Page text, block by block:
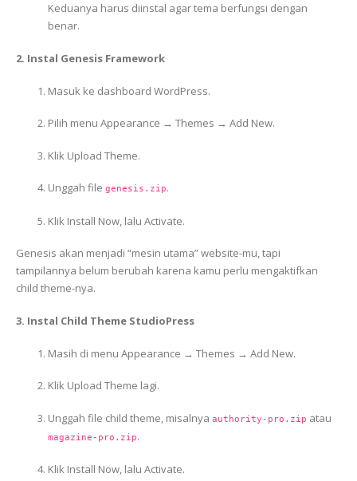
Keduanya harus diinstal agar tema berfungsi dengan
benar.
2. Instal Genesis Framework
Masuk ke dashboard WordPress.
Pilih menu Appearance → Themes → Add New.
Klik Upload Theme.
Unggah file genesis.zip.
Klik Install Now, lalu Activate.
Genesis akan menjadi “mesin utama” website-mu, tapi
tampilannya belum berubah karena kamu perlu mengaktifkan
child theme-nya.
3. Instal Child Theme StudioPress
Masih di menu Appearance → Themes → Add New.
Klik Upload Theme lagi.
Unggah file child theme, misalnya authority-pro.zip atau
magazine-pro.zip.
Klik Install Now, lalu Activate.